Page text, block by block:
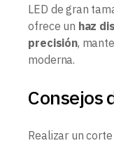
LED de gran
ofrece un haz
precisión,
moderna.
Consejos
Realizar un corte